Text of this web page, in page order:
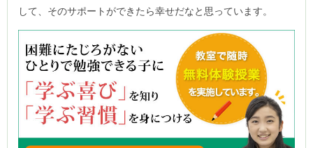
して、そのサポートができたら幸せだなと思っています。